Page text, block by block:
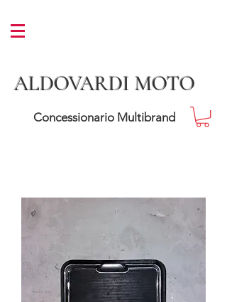
ALDOVARDI MOTO
Concessionario Multibrand